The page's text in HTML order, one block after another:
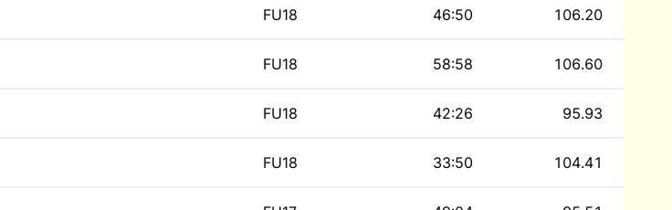
FU18 46:50 106.20
FU18 58:58 106.60
FU18 42:26 95.93
FU18 33:50 104.41